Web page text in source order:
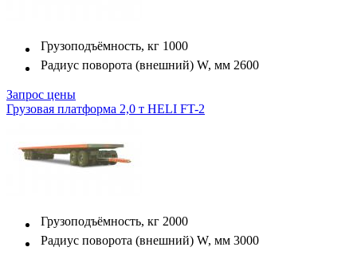
Грузоподъёмность, кг 1000
Радиус поворота (внешний) W, мм 2600
Запрос цены
Грузовая платформа 2,0 т HELI FT-2
Грузоподъёмность, кг 2000
Радиус поворота (внешний) W, мм 3000